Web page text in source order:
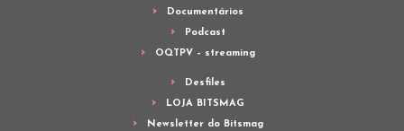
Documentários
Podcast
OQTPV – streaming
Desfiles
LOJA BITSMAG
Newsletter do Bitsmag